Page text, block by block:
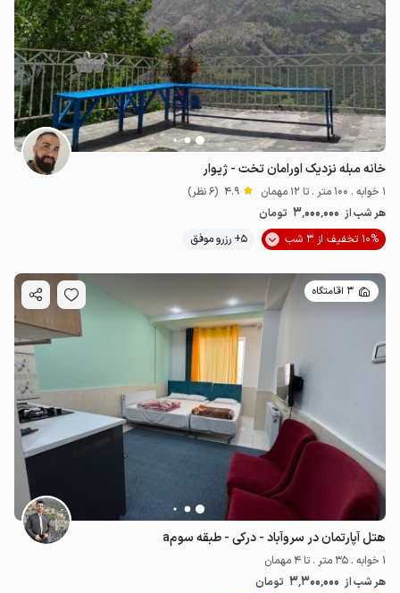
خانه مبله نزدیک اورامان تخت - ژیوار
1 خوابه . 100 متر . تا 12 مهمان 4.9 (6 نظر)
هر شب از 3٬000٬000 تومان
10% تخفیف از 3 شب
5+ رزرو موفق
3 اقامتگاه
هتل آپارتمان در سروآباد - درکی - طبقه سومa
1 خوابه . 35 متر . تا 4 مهمان
هر شب از 3٬300٬000 تومان